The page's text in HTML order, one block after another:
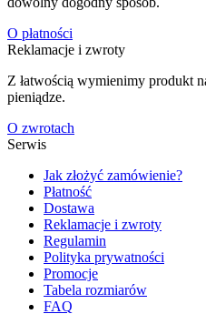
O płatności
Reklamacje i zwroty
Z łatwością wymienimy produkt
pieniądze.
O zwrotach
Serwis
Jak złożyć zamówienie?
Płatność
Dostawa
Reklamacje i zwroty
Regulamin
Polityka prywatności
Promocje
Tabela rozmiarów
FAQ